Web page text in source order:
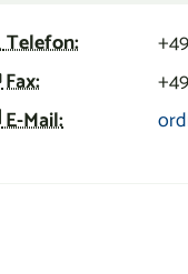
Telefon:
Fax:
E-Mail: